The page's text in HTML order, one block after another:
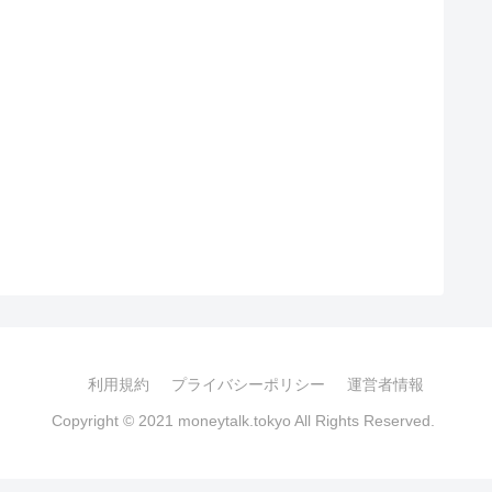
利用規約 プライバシーポリシー 運営者情報
Copyright © 2021 moneytalk.tokyo All Rights Reserved.